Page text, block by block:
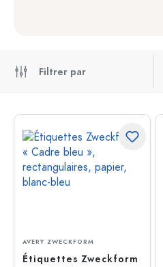
Filtrer par
AVERY ZWECKFORM
Étiquettes Zweckform